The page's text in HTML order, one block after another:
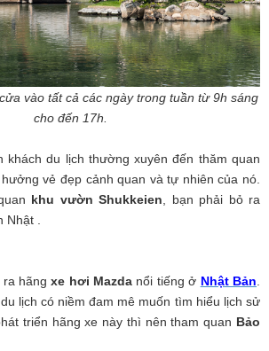
vào tất cả các ngày trong tuần từ 9h sáng
cho đến 17h.
khách du lịch thường xuyên đến thăm quan
vẻ đẹp cảnh quan và tự nhiên của nó.
khu vườn Shukkeien, bạn phải bỏ ra
Nhật .
ra hãngxe hơi Mazda nổi tiếng ở Nhật Bản.
lịch có niềm đam mê muốn tìm hiểu lịch sử
triển hãng xe này thì nên tham quan Bảo